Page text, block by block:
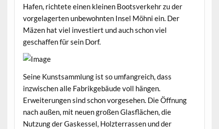
Hafen, richtete einen kleinen Bootsverkehr zu der
vorgelagerten unbewohnten Insel Möhni ein. Der
Mäzen hat viel investiert und auch schon viel
geschaffen für sein Dorf.
Seine Kunstsammlung ist so umfangreich, dass
inzwischen alle Fabrikgebäude voll hängen.
Erweiterungen sind schon vorgesehen. Die Öffnung
nach außen, mit neuen großen Glasflächen, die
Nutzung der Gaskessel, Holzterrassen und der